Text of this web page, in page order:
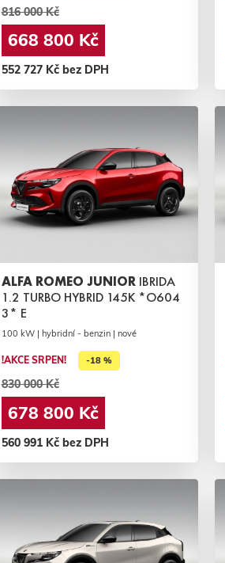
816 000 Kč
668 800 Kč
552 727 Kč bez DPH
ALFA ROMEO JUNIOR IBRIDA
1.2 TURBO HYBRID 145K *O604
3* E
100 kW | hybridní - benzin | nové
!AKCE SRPEN! -18 %
830 000 Kč
678 800 Kč
560 991 Kč bez DPH